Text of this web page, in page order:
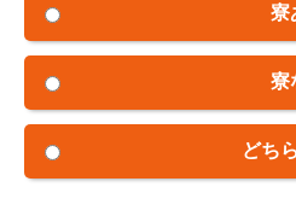
寮
寮
どち